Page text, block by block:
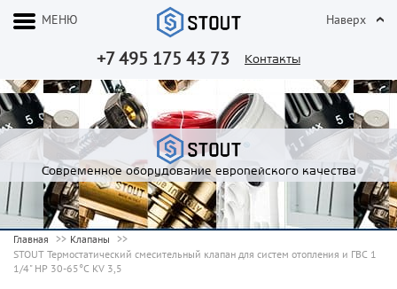
+7 495 175 43 73 Контакты
МЕНЮ Наверх
Современное оборудование европейского качества
Главная
Клапаны
STOUT Термостатический смесительный клапан для систем отопления и ГВС 1
1/4" НР 30-65°С KV 3,5